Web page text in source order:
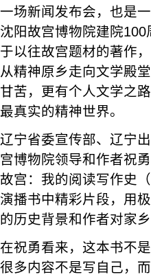
一场新闻发布会，也是
沈阳故宫博物院建院
于以往故宫题材的著作
从精神原乡走向文学殿
甘苦，更有个人文学之
最真实的精神世界。
辽宁省委宣传部、辽宁
宫博物院领导和作者祝
故宫：我的阅读写作史
演播书中精彩片段，用
的历史背景和作者对家乡
在祝勇看来，这本书不
很多内容不是写自己，